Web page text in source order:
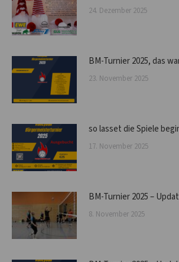
24. Dezember 2025
BM-Turnier 2025, das
23. November 2025
so lasset die Spiele
17. November 2025
BM-Turnier 2025 –
8. November 2025